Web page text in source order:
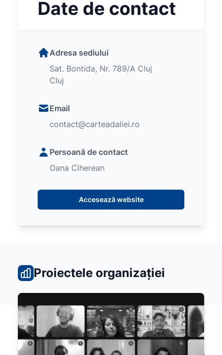
Date de contact
Adresa sediului
Sat. Bontida, Nr. 789/A Cluj
Cluj
Email
contact@carteadaliei.ro
Persoană de contact
Oana Ciherean
Accesează website
Proiectele organizației